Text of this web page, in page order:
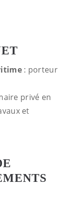
: porteur
privé en
et